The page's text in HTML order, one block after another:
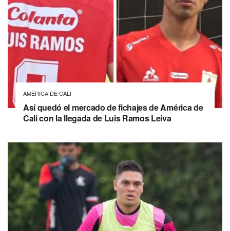
AMÉRICA DE CALI
Así quedó el mercado de fichajes de América de
Cali con la llegada de Luis Ramos Leiva